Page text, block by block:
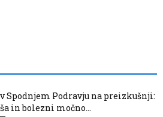
Spodnjem Podravju na preizkušnji:
in bolezni močno...